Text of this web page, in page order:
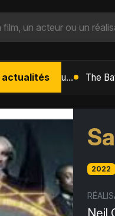
actualités L'Âge de Glace : Le Réveil du Volcan – Manny, Sid et Diego de retour pour une aventure explosive
2022